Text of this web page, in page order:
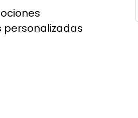
personalizadas